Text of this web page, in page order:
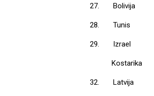
27. Bolivija
28. Tunis
29. Izrael
Kostarika
32. Latvija